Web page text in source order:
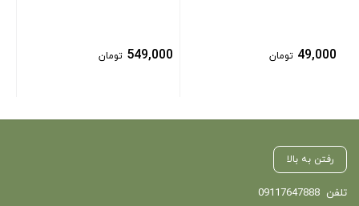
49,000 تومان 549,000 تومان
رفتن به بالا
تلفن 09117647888